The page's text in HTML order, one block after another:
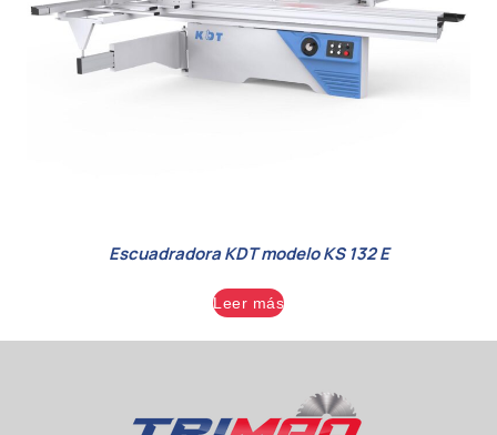
Escuadradora KDT modelo KS 132 E
Leer más